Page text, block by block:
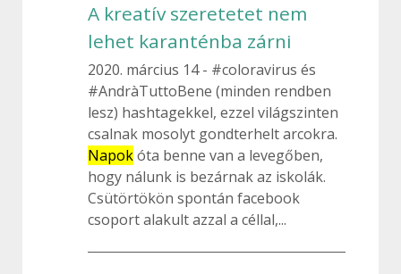
A kreatív szeretetet nem
lehet karanténba zárni
2020. március 14
#coloravirus és
#AndràTuttoBene (minden rendben
lesz) hashtagekkel, ezzel világszinten
csalnak mosolyt gondterhelt arcokra.
Napokóta benne van a levegőben,
hogy nálunk is bezárnak az iskolák.
Csütörtökön spontán facebook
csoport alakult azzal a céllal,...